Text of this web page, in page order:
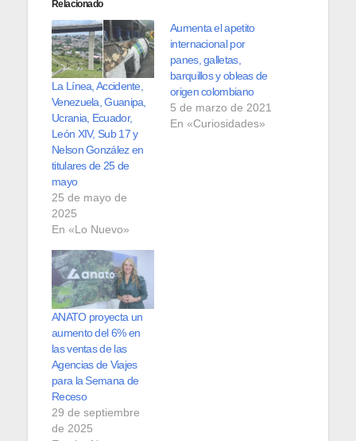
Relacionado
La Línea, Accidente,
Venezuela, Guanipa,
Ucrania, Ecuador,
León XIV, Sub 17 y
Nelson González en
titulares de 25 de
mayo
25 de mayo de
2025
En «Lo Nuevo»
Aumenta el apetito
internacional por
panes, galletas,
barquillos y obleas de
origen colombiano
5 de marzo de 2021
En «Curiosidades»
ANATO proyecta un
aumento del 6% en
las ventas de las
Agencias de Viajes
para la Semana de
Receso
29 de septiembre
de 2025